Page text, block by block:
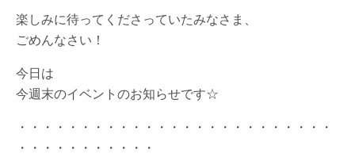
楽しみに待ってくださっていたみなさま、
ごめんなさい！
今日は
今週末のイベントのお知らせです☆
・・・・・・・・・・・・・・・・・・・・・・・・・
・・・・・・・・・・・